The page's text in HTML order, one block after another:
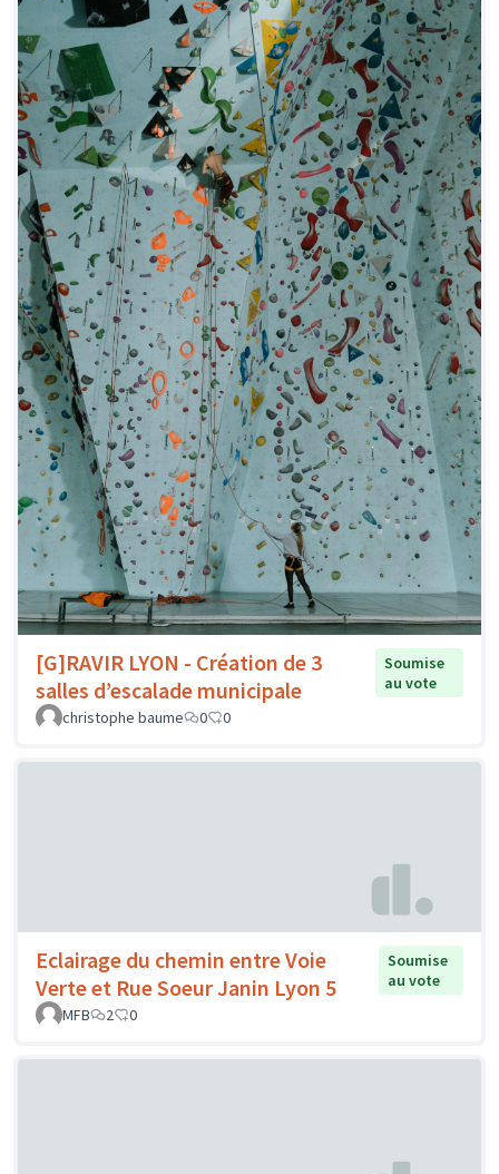
[G]RAVIR LYON - Création de 3
salles d’escalade municipale
Soumise
au vote
christophe baume
0 0
Eclairage du chemin entre Voie
Verte et Rue Soeur Janin Lyon 5
Soumise
au vote
MFB
2 0